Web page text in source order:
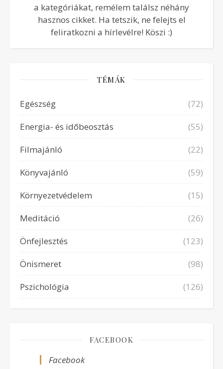
a kategóriákat, remélem találsz néhány
hasznos cikket. Ha tetszik, ne felejts el
feliratkozni a hírlevélre! Köszi :)
TÉMÁK
Egészség
(72)
Energia- és időbeosztás
(55)
Filmajánló
(22)
Könyvajánló
(59)
Környezetvédelem
(15)
Meditáció
(26)
Önfejlesztés
(123)
Önismeret
(98)
Pszichológia
(126)
FACEBOOK
Facebook